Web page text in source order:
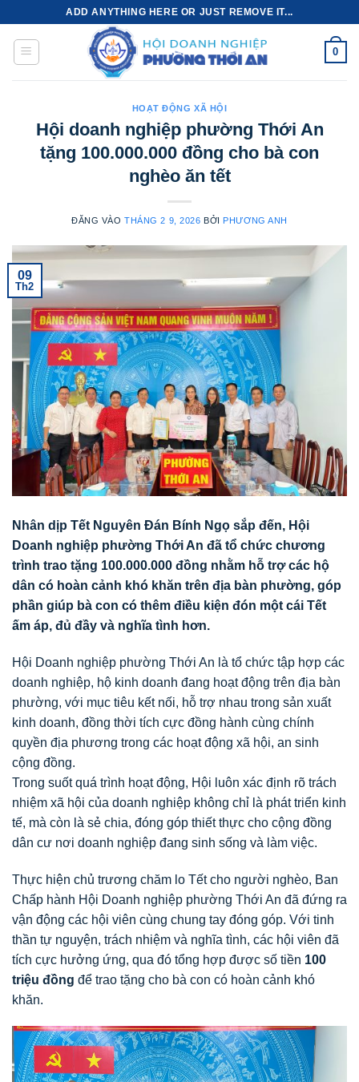
dung
ADD ANYTHING HERE OR JUST REMOVE IT...
0
HOẠT ĐỘNG XÃ HỘI
Hội doanh nghiệp phường Thới An
tặng 100.000.000 đồng cho bà con
nghèo ăn tết
ĐĂNG VÀOTHÁNG 2 9, 2026 BỞI PHƯƠNG ANH
09
Th2
Nhân dịp Tết Nguyên Đán Bính Ngọ sắp đến, Hội
Doanh nghiệp phường Thới An đã tổ chức chương
trình trao tặng 100.000.000 đồng nhằm hỗ trợ các hộ
dân có hoàn cảnh khó khăn trên địa bàn phường, góp
phần giúp bà con có thêm điều kiện đón một cái Tết
ấm áp, đủ đầy và nghĩa tình hơn.
Hội Doanh nghiệp phường Thới An là tổ chức tập hợp các
doanh nghiệp, hộ kinh doanh đang hoạt động trên địa bàn
phường, với mục tiêu kết nối, hỗ trợ nhau trong sản xuất
kinh doanh, đồng thời tích cực đồng hành cùng chính
quyền địa phương trong các hoạt động xã hội, an sinh
cộng đồng.
Trong suốt quá trình hoạt động, Hội luôn xác định rõ trách
nhiệm xã hội của doanh nghiệp không chỉ là phát triển kinh
tế, mà còn là sẻ chia, đóng góp thiết thực cho cộng đồng
dân cư nơi doanh nghiệp đang sinh sống và làm việc.
Thực hiện chủ trương chăm lo Tết cho người nghèo, Ban
Chấp hành Hội Doanh nghiệp phường Thới An đã đứng ra
vận động các hội viên cùng chung tay đóng góp. Với tinh
thần tự nguyện, trách nhiệm và nghĩa tình, các hội viên đã
tích cực hưởng ứng, qua đó tổng hợp được số tiền 100
triệu đồng để trao tặng cho bà con có hoàn cảnh khó
khăn.